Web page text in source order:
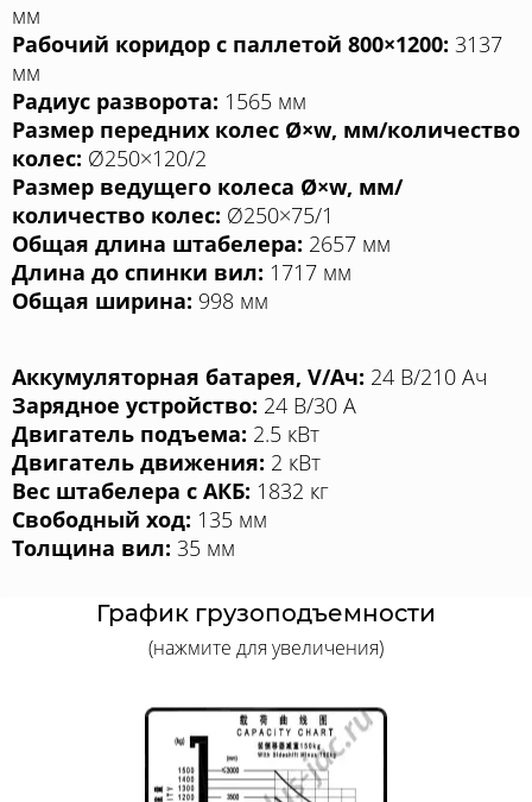
мм
Рабочий коридор с паллетой 800×1200: 3137
мм
Радиус разворота: 1565 мм
Размер передних колес Ø×w, мм/количество
колес: Ø250×120/2
Размер ведущего колеса Ø×w, мм/
количество колес: Ø250×75/1
Общая длина штабелера: 2657 мм
Длина до спинки вил: 1717 мм
Общая ширина: 998 мм
Аккумуляторная батарея, V/Aч: 24 В/210 Aч
Зарядное устройство: 24 В/30 A
Двигатель подъема: 2.5 кВт
Двигатель движения: 2 кВт
Вес штабелера с АКБ: 1832 кг
Свободный ход: 135 мм
Толщина вил: 35 мм
График грузоподъемности
(нажмите для увеличения)